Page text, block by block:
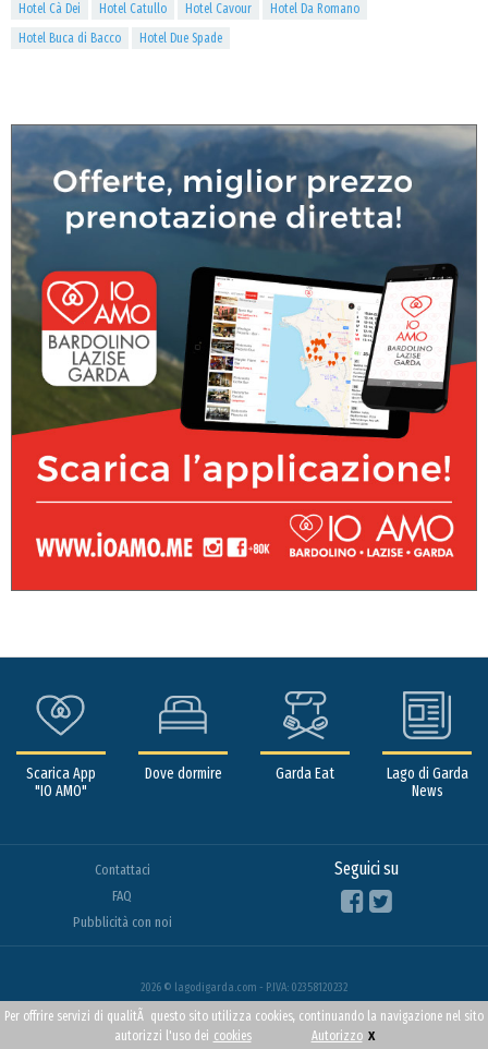
Hotel Cà Dei
Hotel Catullo Hotel Cavour
Hotel Da Romano
Hotel Buca di Bacco
Hotel Due Spade
Scarica App
"IO AMO"
Dove dormire Garda Eat
Lago di Garda
News
Contattaci
FAQ
Pubblicità con noi
Seguici su
2026 © lagodigarda.com - P.IVA: 02358120232
Per offrire servizi di qualitÃ questo sito utilizza cookies, continuando la navigazione nel sito
autorizzi l'uso dei cookies Autorizzo x